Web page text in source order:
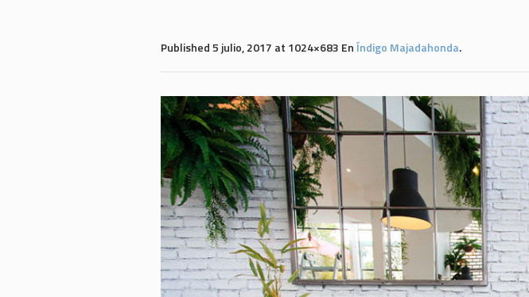
Published5 julio, 2017 at 1024×683 EnÍndigo Majadahonda.